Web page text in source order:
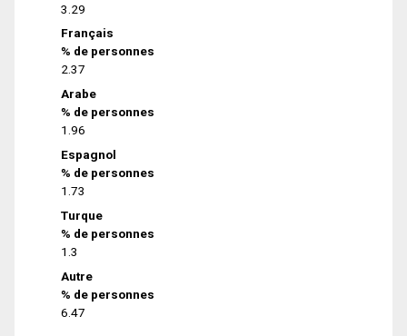
3.29
Français
% de personnes
2.37
Arabe
% de personnes
1.96
Espagnol
% de personnes
1.73
Turque
% de personnes
1.3
Autre
% de personnes
6.47